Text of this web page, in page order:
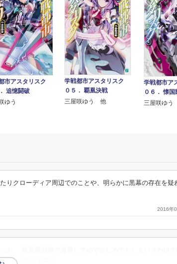
市アスタリスク
追憶闘破
ゆう
学戦都市アスタリスク
０５． 覇凰決戦
三屋咲ゆう 他
学戦都市ア
０６． 懐国
三屋咲ゆ
りクローディア周辺でのことや、明らかに黒幕の存在を疑
2016年
じみ